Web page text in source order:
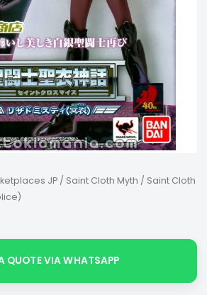
JP/ Saint Cloth Myth / Saint Cloth
QUOTE VIA WHATSAPP